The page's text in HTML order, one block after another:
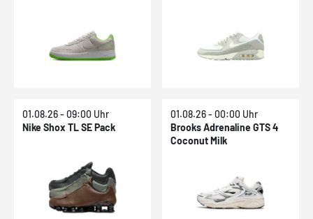
01.08.26 - 09:00 Uhr
Nike Shox TL SE Pack
01.08.26 - 00:00 Uhr
Brooks Adrenaline GTS 4
Coconut Milk